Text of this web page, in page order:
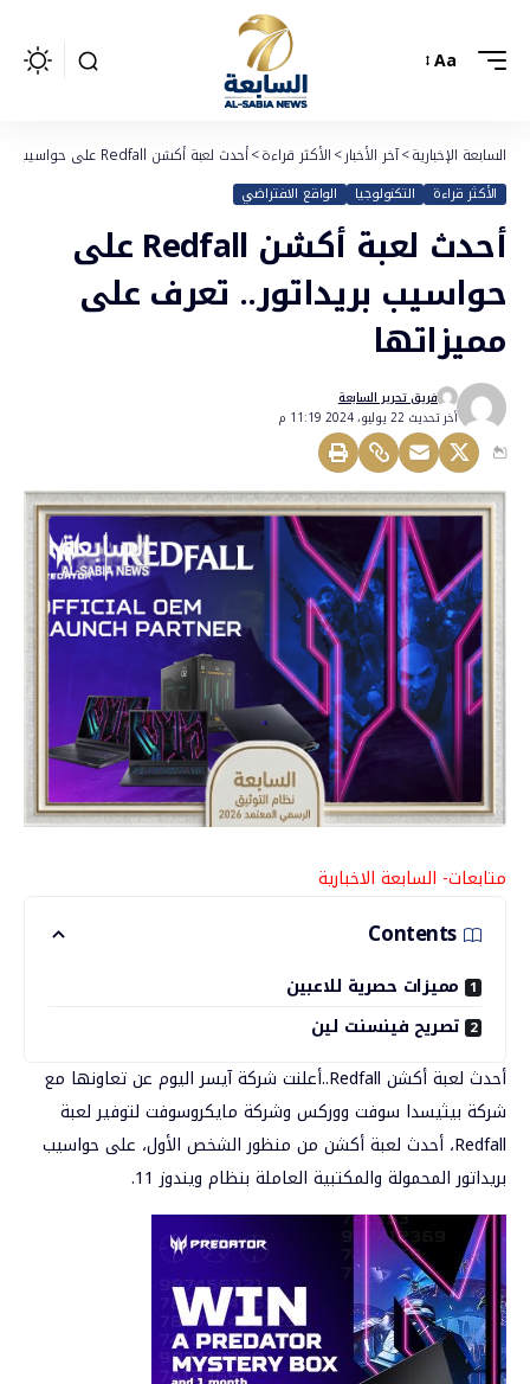
Aa
السابعة الإخبارية>آخر الأخبار>الأكثر قراءة>أحدث لعبة أكشن Redfall على حواسيب بريداتور.. تعرف على مميزاتها
الأكثر قراءة التكنولوجيا الواقع الافتراضي
أحدث لعبة أكشن Redfall على
حواسيب بريداتور.. تعرف على
مميزاتها
أخر تحديث 22 يوليو، 2024 11:19 م
فريق تحرير السابعة
متابعات- السابعة الاخبارية
Contents
مميزات حصرية للاعبين
تصريح فينسنت لين
أحدث لعبة أكشن Redfall..أعلنت شركة
آيسراليوم عن تعاونها مع
شركة بيثيسدا سوفت ووركس وشركة مايكروسوفت لتوفير لعبة
Redfall، أحدث لعبة أكشن من منظور الشخص الأول، على حواسيب
بريداتور المحمولة والمكتبية العاملة بنظام ويندوز 11.